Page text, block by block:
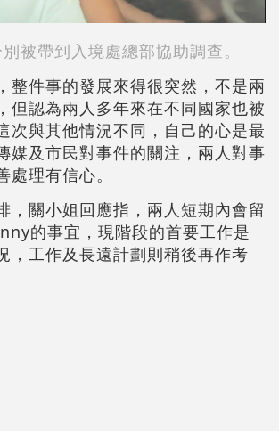
被帶到入境處總部協助調查。
整件事的發展來得很突然，不是兩
但認為兩人多年來在不同國家也被
次與其他情況不同，自己的心是最
媒及市民對事件的關注，兩人對事
處理有信心。
，關小姐回應指，兩人短期內會留
的事宜，現階段的首要工作是
，工作及長遠計劃則稍後再作考